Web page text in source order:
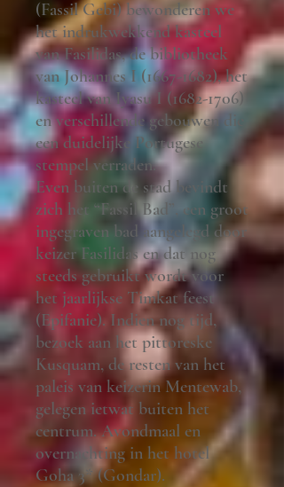
(Fassil Gebi) bewonderen we
het indrukwekkend kasteel
van Fasilidas, de bibliotheek
van Johannes I (1667-1682), het
kasteel van Iyasu I (1682-1706)
en verschillende gebouwen die
een duidelijke Portugese
stempel verraden.
Even buiten de stad bevindt
zich het “Fassil Bad”, een groot
ingegraven bad aangelegd door
keizer Fasilidas en dat nog
steeds gebruikt wordt voor
het jaarlijkse Timkat feest
(Epifanie). Indien nog tijd,
bezoek aan het pittoreske
Kusquam, de resten van het
paleis van keizerin Mentewab,
gelegen ietwat buiten het
centrum. Avondmaal en
overnachting in het hotel
Goha 3* (Gondar).